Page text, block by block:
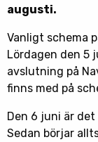
augusti.
Vanligt schema
Lördagen den 5
avslutning på
finns med på
Den 6 juni är
Sedan börjar